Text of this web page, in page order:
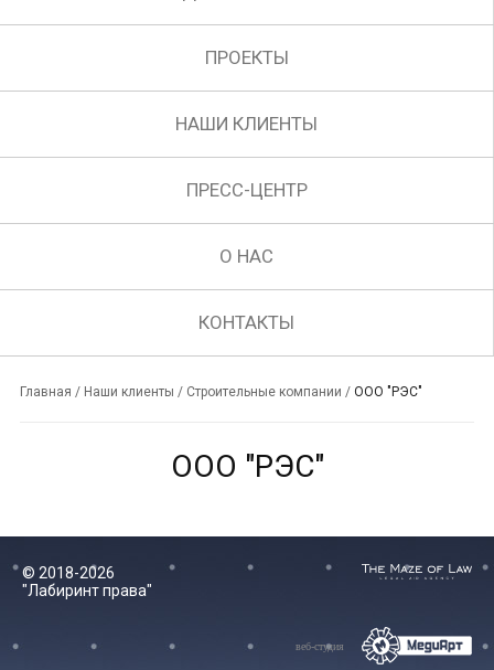
ПРОЕКТЫ
НАШИ КЛИЕНТЫ
ПРЕСС-ЦЕНТР
О НАС
КОНТАКТЫ
Главная / Наши клиенты / Строительные компании / ООО "РЭС"
ООО "РЭС"
© 2018-2026
"Лабиринт права"
веб-студия